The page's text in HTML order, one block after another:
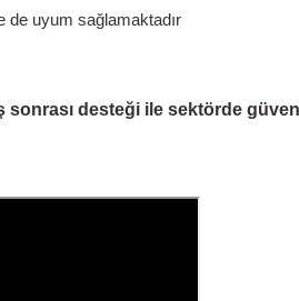
de uyum sağlamaktadır
desteği ile sektörde